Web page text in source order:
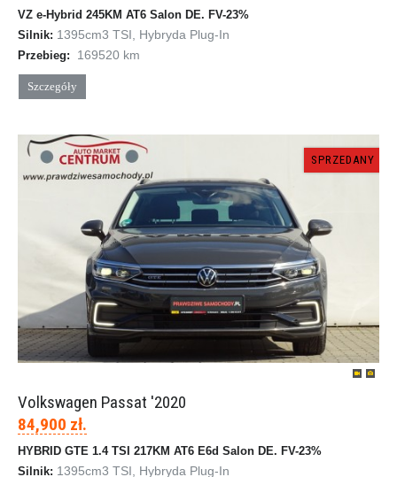
VZ e-Hybrid 245KM AT6 Salon DE. FV-23%
Silnik: 1395cm3 TSI, Hybryda Plug-In
Przebieg: 169520 km
Szczegóły
SPRZEDANY
Volkswagen Passat '2020
84,900 zł.
HYBRID GTE 1.4 TSI 217KM AT6 E6d Salon DE. FV-23%
Silnik: 1395cm3 TSI, Hybryda Plug-In